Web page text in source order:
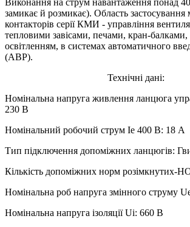
замикає й розмикає). Область застосування
контакторів серії КМИ - управління
тепловими завісами, печами, кран-балками,
освітленням, в системах автоматичного
(АВР).
Технічні дані:
Номінальна напруга живлення ланцюга
230 В
Номінальний робочий струм Ie 400 В: 18 А
Тип підключення допоміжних ланцюгів:
Кількість допоміжних норм розімкнутих-
Номінальна роб напруга змінного струму
Номінальна напруга ізоляції Ui: 660 В